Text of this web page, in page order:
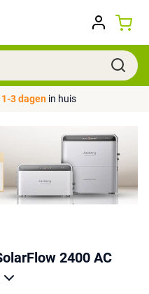
1-3 dagen in huis
2400 AC